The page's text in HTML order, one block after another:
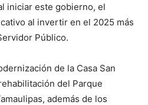
iniciar este gobierno, el
al invertir en el 2025 más
Público.
de la Casa San
del Parque
además de los